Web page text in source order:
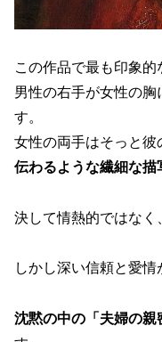
この作品で最も印象的
男性の右手が女性の胸
す。
女性の両手はそっと彼
伝わるような繊細な描
決して情熱的ではなく
しかし深い信頼と愛情
沈黙の中の「夫婦の親